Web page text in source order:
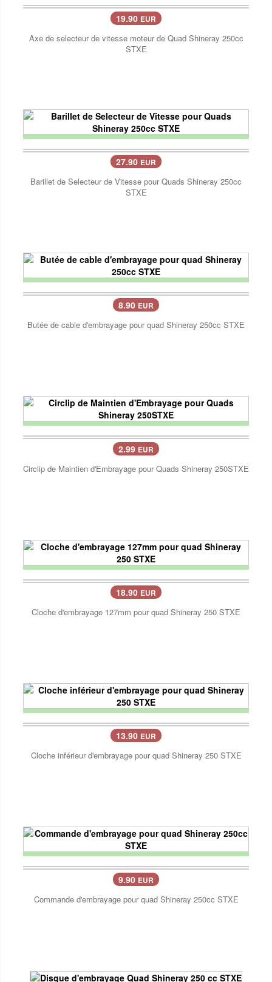
19.90 EUR
Axe de selecteur de vitesse moteur de Quad Shineray 250cc
STXE
27.90 EUR
Barillet de Selecteur de Vitesse pour Quads Shineray 250cc
STXE
8.90 EUR
Butée de cable d'embrayage pour quad Shineray 250cc STXE
2.99 EUR
Circlip de Maintien d'Embrayage pour Quads Shineray 250STXE
18.90 EUR
Cloche d'embrayage 127mm pour quad Shineray 250 STXE
13.90 EUR
Cloche inférieur d'embrayage pour quad Shineray 250 STXE
9.90 EUR
Commande d'embrayage pour quad Shineray 250cc STXE